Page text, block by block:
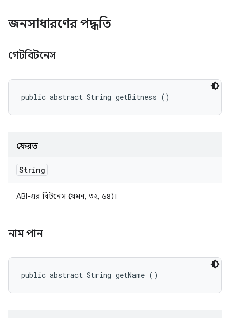
জনসাধারণের পদ্ধতি
গেটবিটনেস
public abstract String getBitness ()
ফেরত
String
ABI-এর বিটনেস (যেমন, ৩২, ৬৪)।
নাম পান
public abstract String getName ()